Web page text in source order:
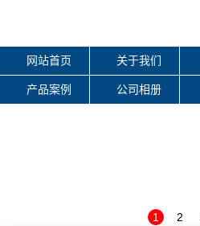
网站首页 关于我们
产品案例 公司相册
1 2